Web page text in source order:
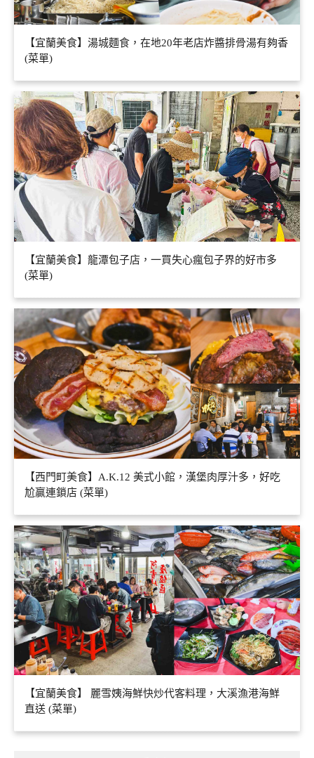
【宜蘭美食】湯城麵食，在地20年老店炸醬排骨湯有夠香
(菜單)
【宜蘭美食】龍潭包子店，一買失心瘋包子界的好市多
(菜單)
【西門町美食】A.K.12 美式小館，漢堡肉厚汁多，好吃
尬贏連鎖店 (菜單)
【宜蘭美食】 麗雪姨海鮮快炒代客料理，大溪漁港海鮮
直送 (菜單)